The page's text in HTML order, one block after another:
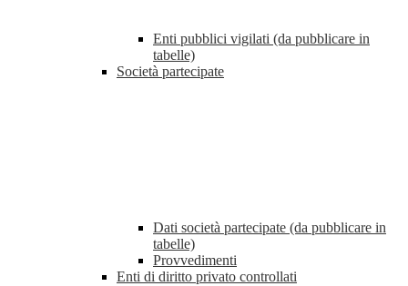
Enti pubblici vigilati (da pubblicare in
tabelle)
Società partecipate
Dati società partecipate (da pubblicare in
tabelle)
Provvedimenti
Enti di diritto privato controllati